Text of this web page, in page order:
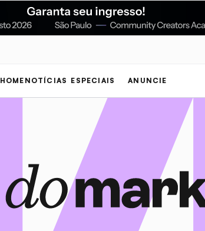
HOME NOTÍCIAS ESPECIAIS ANUNCIE